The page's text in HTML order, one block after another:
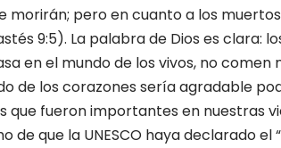
morirán; pero en cuanto a los
9:5). La palabra de Dios es clara:
en el mundo de los vivos, no comen
de los corazones sería agradable
que fueron importantes en nuestras
de que la UNESCO haya declarado